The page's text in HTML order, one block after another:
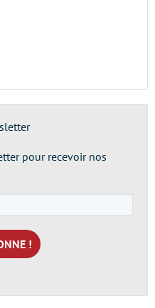
pour recevoir nos